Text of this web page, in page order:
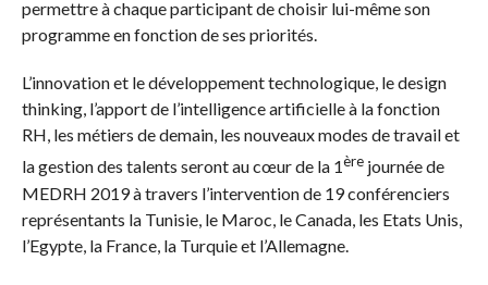
permettre à chaque participant de choisir lui-même son
programme en fonction de ses priorités.
L’innovation et le développement technologique, le design
thinking, l’apport de l’intelligence artificielle à la fonction
RH, les métiers de demain, les nouveaux modes de travail et
la gestion des talents seront au cœur de la 1èrejournée de
MEDRH 2019 à travers l’intervention de 19 conférenciers
représentants la Tunisie, le Maroc, le Canada, les Etats Unis,
l’Egypte, la France, la Turquie et l’Allemagne.